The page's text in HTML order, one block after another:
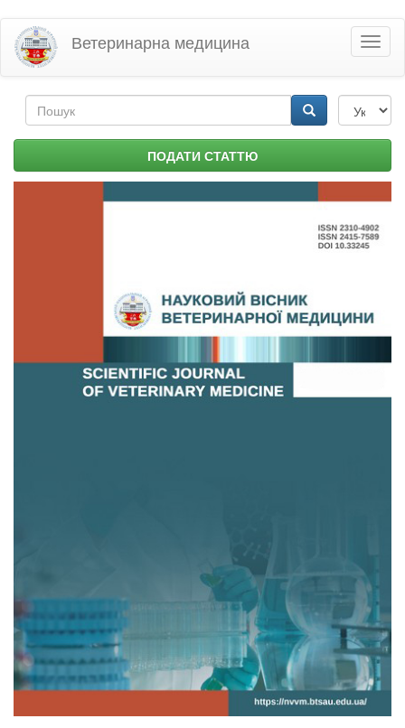
Перейти
основного
матеріалу
Ветеринарна медицина
Пошукова
форма ПОДАТИ СТАТТЮ